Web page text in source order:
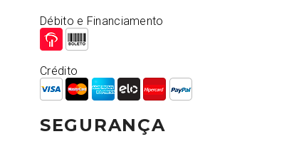
Débito e Financiamento
Crédito
SEGURANÇA